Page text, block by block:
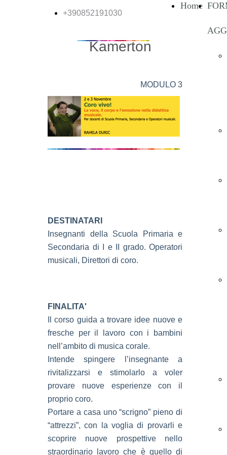
Kamerton
Home
+390852191030
MODULO 3
DESTINATARI
Insegnanti della Scuola Primaria e
Secondaria di I e II grado. Operatori
musicali, Direttori di coro.
FINALITA'
Il corso guida a trovare idee nuove e
fresche per il lavoro con i bambini
nell’ambito di musica corale.
Intende spingere l’insegnante a
rivitalizzarsi e stimolarlo a voler
provare nuove esperienze con il
proprio coro.
Portare a casa uno “scrigno” pieno di
“attrezzi”, con la voglia di provarli e
scoprire nuove prospettive nello
straordinario lavoro che è quello di